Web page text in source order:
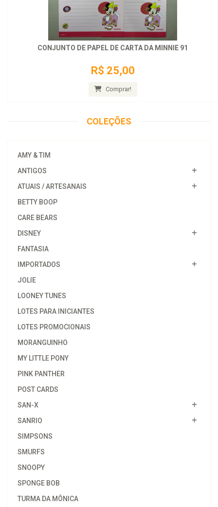
CONJUNTO DE PAPEL DE CARTA DA MINNIE 91
R$ 25,00
Comprar!
COLEÇÕES
AMY & TIM
ANTIGOS
ATUAIS / ARTESANAIS
BETTY BOOP
CARE BEARS
DISNEY
FANTASIA
IMPORTADOS
JOLIE
LOONEY TUNES
LOTES PARA INICIANTES
LOTES PROMOCIONAIS
MORANGUINHO
MY LITTLE PONY
PINK PANTHER
POST CARDS
SAN-X
SANRIO
SIMPSONS
SMURFS
SNOOPY
SPONGE BOB
TURMA DA MÔNICA